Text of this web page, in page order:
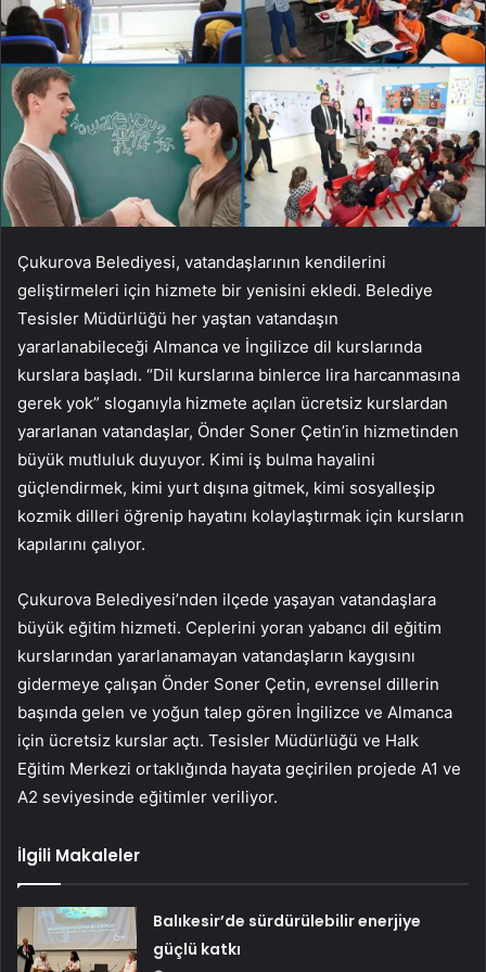
Çukurova Belediyesi, vatandaşlarının kendilerini
geliştirmeleri için hizmete bir yenisini ekledi. Belediye
Tesisler Müdürlüğü her yaştan vatandaşın
yararlanabileceği Almanca ve İngilizce dil kurslarında
kurslara başladı. “Dil kurslarına binlerce lira harcanmasına
gerek yok” sloganıyla hizmete açılan ücretsiz kurslardan
yararlanan vatandaşlar, Önder Soner Çetin’in hizmetinden
büyük mutluluk duyuyor. Kimi iş bulma hayalini
güçlendirmek, kimi yurt dışına gitmek, kimi sosyalleşip
kozmik dilleri öğrenip hayatını kolaylaştırmak için kursların
kapılarını çalıyor.
Çukurova Belediyesi’nden ilçede yaşayan vatandaşlara
büyük eğitim hizmeti. Ceplerini yoran yabancı dil eğitim
kurslarından yararlanamayan vatandaşların kaygısını
gidermeye çalışan Önder Soner Çetin, evrensel dillerin
başında gelen ve yoğun talep gören İngilizce ve Almanca
için ücretsiz kurslar açtı. Tesisler Müdürlüğü ve Halk
Eğitim Merkezi ortaklığında hayata geçirilen projede A1 ve
A2 seviyesinde eğitimler veriliyor.
İlgili Makaleler
Balıkesir’de sürdürülebilir enerjiye
güçlü katkı